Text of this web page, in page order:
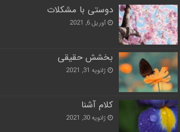
دوستی با مشکلات
آوریل 6, 2021
بخشش حقیقی
ژانویه 31, 2021
کلام آشنا
ژانویه 30, 2021